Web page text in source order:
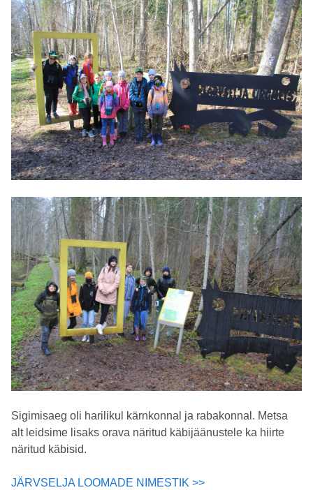
Sigimisaeg oli harilikul kärnkonnal ja rabakonnal. Metsa
alt leidsime lisaks orava näritud käbijäänustele ka hiirte
näritud käbisid.
JÄRVSELJA LOOMADE NIMESTIK >>